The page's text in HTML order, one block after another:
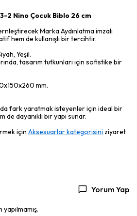
2 Nino Çocuk Biblo 26 cm
Marka Aydınlatma imzalı
hem de kullanışlı bir tercihtir.
Yeşil.
tasarım tutkunları için sofistike bir
mm.
fark yaratmak isteyenler için ideal bir
de dayanıklı bir yapı sunar.
için Aksesuarlar kategorisini ziyaret
Yorum Yap